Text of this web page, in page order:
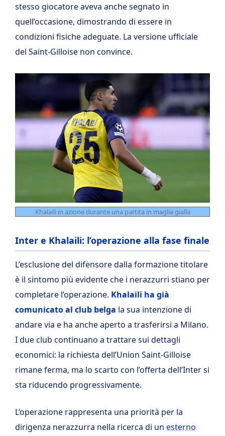
stesso giocatore aveva anche segnato in
quell’occasione, dimostrando di essere in
condizioni fisiche adeguate. La versione ufficiale
del Saint-Gilloise non convince.
Khalaili in azione durante una partita in maglia gialla
Inter e Khalaili: l’operazione alla fase finale
L’esclusione del difensore dalla formazione titolare
è il sintomo più evidente che i nerazzurri stiano per
completare l’operazione. Khalaili ha già
comunicato al club belga la sua intenzione di
andare via e ha anche aperto a trasferirsi a Milano.
I due club continuano a trattare sui dettagli
economici: la richiesta dell’Union Saint-Gilloise
rimane ferma, ma lo scarto con l’offerta dell’Inter si
sta riducendo progressivamente.
L’operazione rappresenta una priorità per la
dirigenza nerazzurra nella ricerca di un esterno